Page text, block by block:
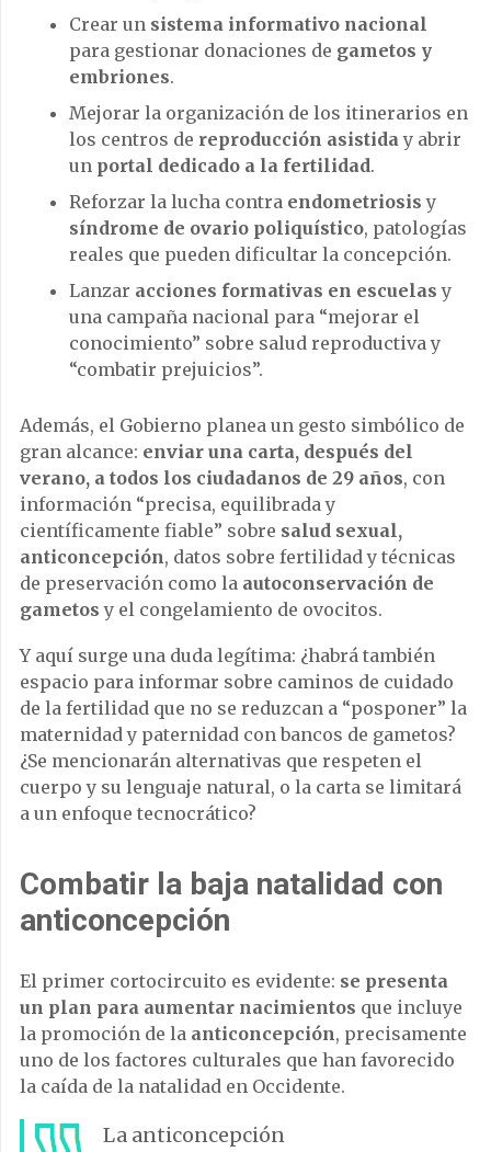
Crear un sistema informativo nacional
para gestionar donaciones de gametos y
embriones.
Mejorar la organización de los itinerarios en
los centros de reproducción asistida y abrir
un portal dedicado a la fertilidad.
Reforzar la lucha contra endometriosis y
síndrome de ovario poliquístico, patologías
reales que pueden dificultar la concepción.
Lanzar acciones formativas en escuelas y
una campaña nacional para “mejorar el
conocimiento” sobre salud reproductiva y
“combatir prejuicios”.
Además, el Gobierno planea un gesto simbólico de
gran alcance: enviar una carta, después del
verano, a todos los ciudadanos de 29 años, con
información “precisa, equilibrada y
científicamente fiable” sobre salud sexual,
anticoncepción, datos sobre fertilidad y técnicas
de preservación como la autoconservación de
gametos y el congelamiento de ovocitos.
Y aquí surge una duda legítima: ¿habrá también
espacio para informar sobre caminos de cuidado
de la fertilidad que no se reduzcan a “posponer” la
maternidad y paternidad con bancos de gametos?
¿Se mencionarán alternativas que respeten el
cuerpo y su lenguaje natural, o la carta se limitará
a un enfoque tecnocrático?
Combatir la baja natalidad con
anticoncepción
El primer cortocircuito es evidente: se presenta
un plan para aumentar nacimientos que incluye
la promoción de la anticoncepción, precisamente
uno de los factores culturales que han favorecido
la caída de la natalidad en Occidente.
La anticoncepción